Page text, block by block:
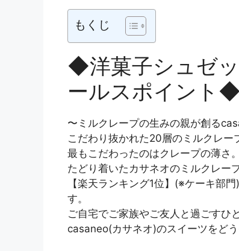
もくじ
◆洋菓子シュゼ
ールスポイント◆
〜ミルクレープの生みの親が創る
こだわり抜かれた20層のミルクレー
最もこだわったのはクレープの薄さ
たどり着いたカサネオのミルクレー
【楽天ランキング1位】(※ケーキ部
す。
ご自宅でご家族やご友人と過ごすひ
casaneo(カサネオ)のスイーツをどう